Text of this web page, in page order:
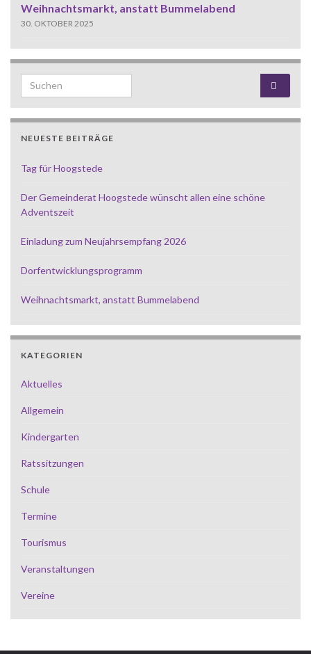
Weihnachtsmarkt, anstatt Bummelabend
30. OKTOBER 2025
Search for:
NEUESTE BEITRÄGE
Tag für Hoogstede
Der Gemeinderat Hoogstede wünscht allen eine schöne
Adventszeit
Einladung zum Neujahrsempfang 2026
Dorfentwicklungsprogramm
Weihnachtsmarkt, anstatt Bummelabend
KATEGORIEN
Aktuelles
Allgemein
Kindergarten
Ratssitzungen
Schule
Termine
Tourismus
Veranstaltungen
Vereine